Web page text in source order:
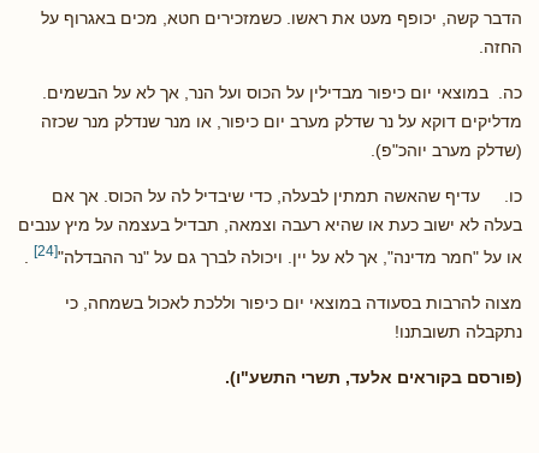
הדבר קשה, יכופף מעט את ראשו. כשמזכירים חטא, מכים באגרוף על
החזה.
כה. במוצאי יום כיפור מבדילין על הכוס ועל הנר, אך לא על הבשמים.
מדליקים דוקא על נר שדלק מערב יום כיפור, או מנר שנדלק מנר שכזה
(שדלק מערב יוהכ"פ).
כו. עדיף שהאשה תמתין לבעלה, כדי שיבדיל לה על הכוס. אך אם
בעלה לא ישוב כעת או שהיא רעבה וצמאה, תבדיל בעצמה על מיץ ענבים
או על "חמר מדינה", אך לא על יין. ויכולה לברך גם על "נר ההבדלה"[24]
מצוה להרבות בסעודה במוצאי יום כיפור וללכת לאכול בשמחה, כי
נתקבלה תשובתנו!
(פורסם בקוראים אלעד, תשרי התשע"ו).